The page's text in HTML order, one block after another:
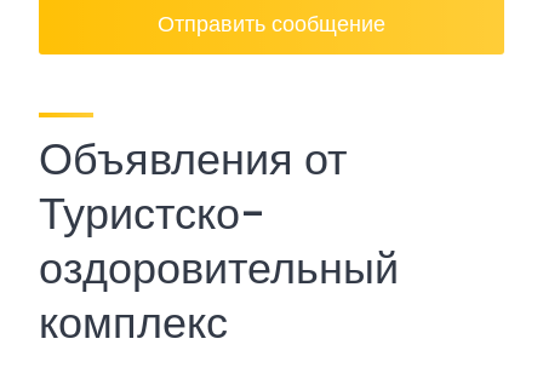
Отправить сообщение
Объявления от
Туристско-
оздоровительный
комплекс